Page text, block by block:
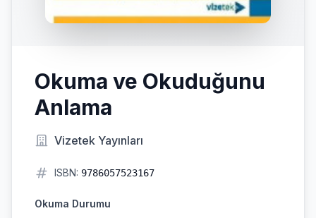
Okuma ve Okuduğunu
Anlama
Vizetek Yayınları
ISBN: 9786057523167
Okuma Durumu